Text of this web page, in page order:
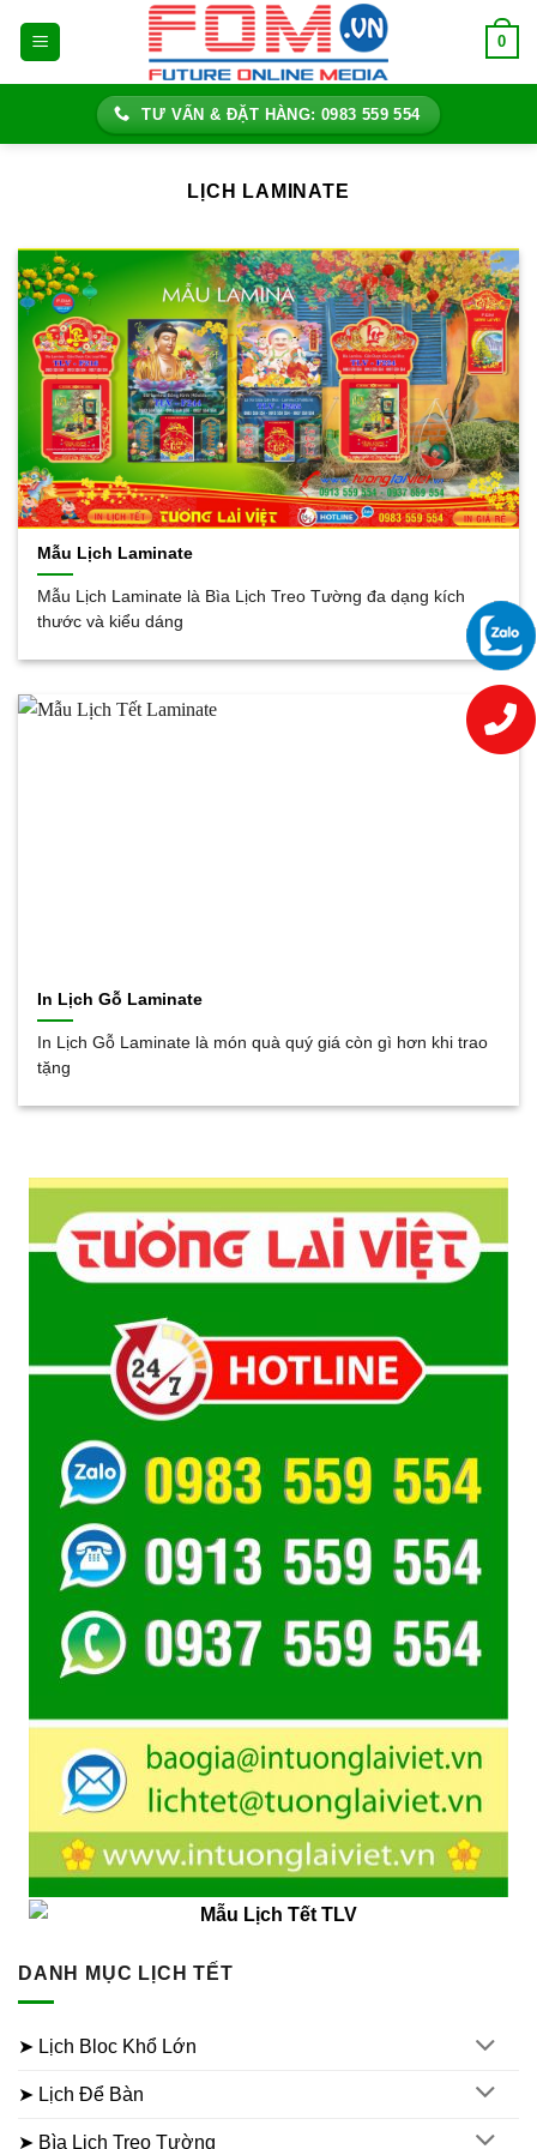
0
TƯ VẤN & ĐẶT HÀNG: 0983 559 554
LỊCH LAMINATE
Mẫu Lịch Laminate
Mẫu Lịch Laminate là Bìa Lịch Treo Tường đa dạng kích
thước và kiểu dáng
In Lịch Gỗ Laminate
In Lịch Gỗ Laminate là món quà quý giá còn gì hơn khi trao
tặng
DANH MỤC LỊCH TẾT
➤ Lịch Bloc Khổ Lớn
➤ Lịch Để Bàn
➤ Bìa Lịch Treo Tường